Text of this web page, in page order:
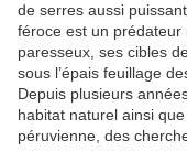
de serres aussi
féroce est un
paresseux, ses cibles
sous l’épais feuillage
Depuis plusieurs
habitat naturel ainsi
péruvienne, des